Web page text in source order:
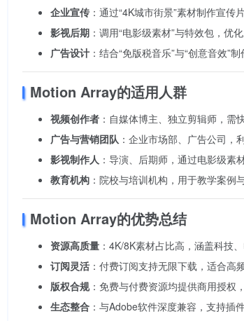
企业宣传 ：通过“4K城市街景”素材制作宣传
影视后期 ：调用“电影级素材”与特效包，优
广告设计 ：结合“免版税音乐”与“创意音效”
Motion Array的适用人群
视频创作者 ：自媒体博主、独立剪辑师，需
广告与营销团队 ：企业市场部、广告公司，
影视制作人 ：导演、后期师，通过电影级素
教育机构 ：院校与培训机构，用于教学案例
Motion Array的优势总结
资源高质量 ：4K/8K素材占比高，涵盖科技
订阅灵活 ：付费订阅支持无限下载，适合高
版权合规：免费与付费资源均提供商用授权
生态整合 ：与Adobe软件深度兼容，支持插